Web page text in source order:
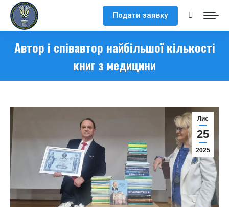
Подати заявку Search:
Автор і співавтор найбільшої кількості
книг з медицини
Лис
25
2025